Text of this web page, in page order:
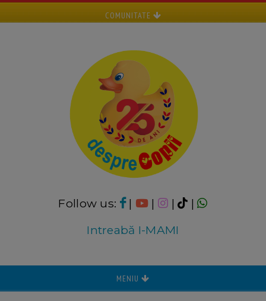
COMUNITATE
Follow us: | | |
|
Intreabă I-MAMI
MENIU